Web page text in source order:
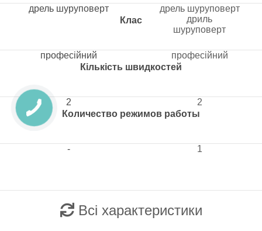
Клас
Кількість швидкостей
Количество режимов работы
дрель шуруповерт
професійний
2
-
дрель шуруповерт
дриль
шуруповерт
професійний
2
1
Всі характеристики